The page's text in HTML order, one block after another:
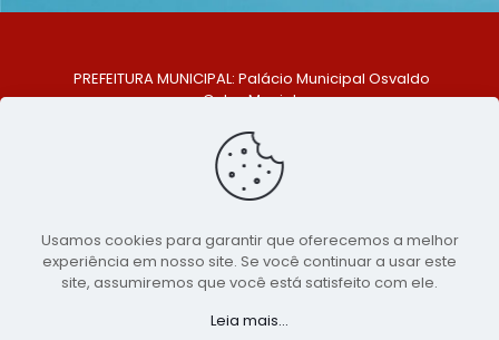
PREFEITURA MUNICIPAL: Palácio Municipal Osvaldo
Celso Maciel
Centro, São Bento do Una - PE. CEP: 553370-128
TELEFONE: (81) 99548-1569
E-MAIL: ouvidoria@saobentodouna.pe.gov.br
Copyright 2021-2026 - Assessoria de Comunicação da
Prefeitura de São Bento do Una - PE
Usamos cookies para garantir que oferecemos a melhor
experiência em nosso site. Se você continuar a usar este
site, assumiremos que você está satisfeito com ele.
Leia mais...